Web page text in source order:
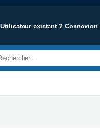
Utilisateur existant ? Connexion